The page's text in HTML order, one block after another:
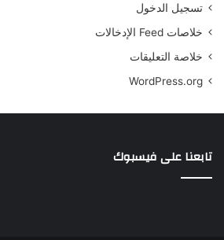
تسجيل الدخول
خلاصات Feed الإدخالات
خلاصة التعليقات
WordPress.org
تابعنا على فيسبوك